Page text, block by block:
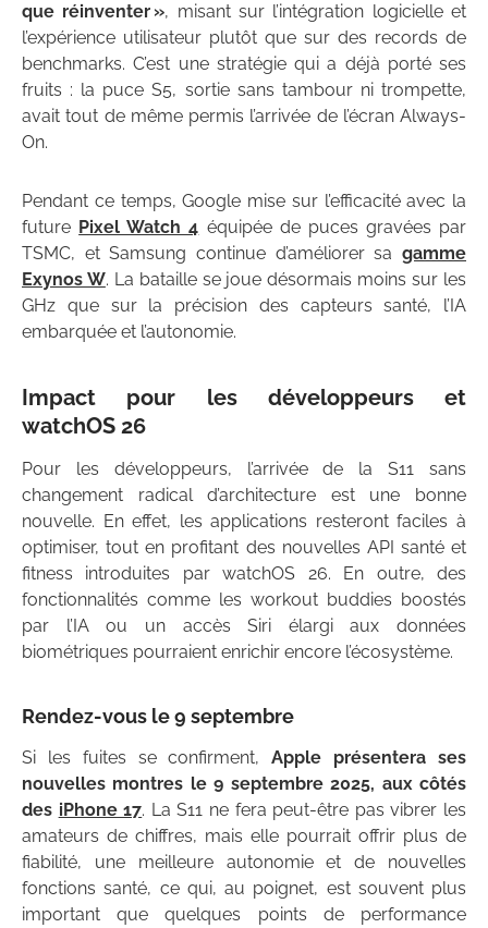
que réinventer », misant sur l’intégration logicielle et
l’expérience utilisateur plutôt que sur des records de
benchmarks. C’est une stratégie qui a déjà porté ses
fruits : la puce S5, sortie sans tambour ni trompette,
avait tout de même permis l’arrivée de l’écran Always-
On.
Pendant ce temps, Google mise sur l’efficacité avec la
future Pixel Watch 4 équipée de puces gravées par
TSMC, et Samsung continue d’améliorer sa gamme
Exynos W. La bataille se joue désormais moins sur les
GHz que sur la précision des capteurs santé, l’IA
embarquée et l’autonomie.
Impact pour les développeurs et
watchOS 26
Pour les développeurs, l’arrivée de la S11 sans
changement radical d’architecture est une bonne
nouvelle. En effet, les applications resteront faciles à
optimiser, tout en profitant des nouvelles API santé et
fitness introduites par watchOS 26. En outre, des
fonctionnalités comme les workout buddies boostés
par l’IA ou un accès Siri élargi aux données
biométriques pourraient enrichir encore l’écosystème.
Rendez-vous le 9 septembre
Si les fuites se confirment,Apple présentera ses
nouvelles montres le 9 septembre 2025, aux côtés
des iPhone 17. La S11 ne fera peut-être pas vibrer les
amateurs de chiffres, mais elle pourrait offrir plus de
fiabilité, une meilleure autonomie et de nouvelles
fonctions santé, ce qui, au poignet, est souvent plus
important que quelques points de performance